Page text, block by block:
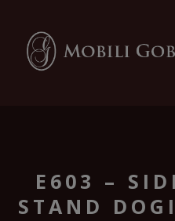
E603 –
STAND